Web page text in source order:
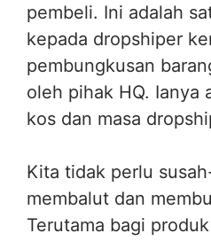
pembeli. Ini adalah
kepada dropshiper
pembungkusan
oleh pihak HQ. Ianya
kos dan masa
Kita tidak perlu
membalut dan
Terutama bagi